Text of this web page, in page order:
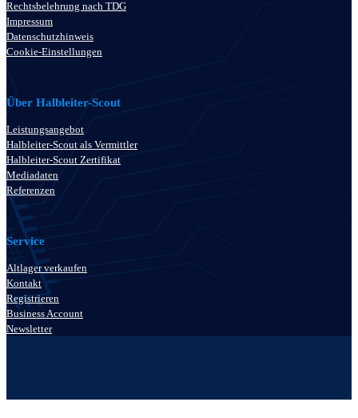
Rechtsbelehrung nach TDG
Impressum
Datenschutzhinweis
Cookie-Einstellungen
Über Halbleiter-Scout
Leistungsangebot
Halbleiter-Scout als Vermittler
Halbleiter-Scout Zertifikat
Mediadaten
Referenzen
Service
Altlager verkaufen
Kontakt
Registrieren
Business Account
Newsletter